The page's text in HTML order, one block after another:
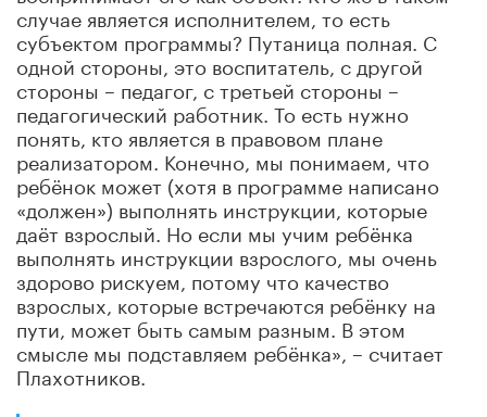
случае является исполнителем, то есть
субъектом программы? Путаница полная. С
одной стороны, это воспитатель, с другой
стороны – педагог, с третьей стороны –
педагогический работник. То есть нужно
понять, кто является в правовом плане
реализатором. Конечно, мы понимаем, что
ребёнок может (хотя в программе написано
«должен») выполнять инструкции, которые
даёт взрослый. Но если мы учим ребёнка
выполнять инструкции взрослого, мы очень
здорово рискуем, потому что качество
взрослых, которые встречаются ребёнку на
пути, может быть самым разным. В этом
смысле мы подставляем ребёнка», – считает
Плахотников.